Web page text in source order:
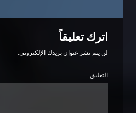
اترك تعليقاً
لن يتم نشر عنوان بريدك الإلكتروني.
التعليق